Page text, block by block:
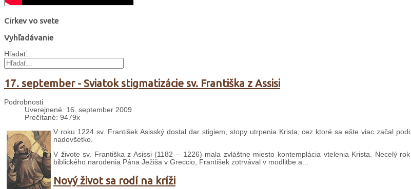
Cirkev vo svete
Vyhľadávanie
Hľadať...
17. september - Sviatok stigmatizácie sv. Františka z Assisi
Podrobnosti
Uverejnené: 16. september 2009
Prečítané: 9479x
V roku 1224 sv. František Asisský dostal dar stigiem, stopy utrpenia Krista, cez ktoré sa ešte viac začal
nadovšetko.
V živote sv. Františka z Asissi (1182 – 1226) mala zvláštne miesto kontemplácia vtelenia Krista. Necelý
biblického narodenia Pána Ježiša v Greccio, František zotrvával v modlitbe a...
Nový život sa rodí na kríži